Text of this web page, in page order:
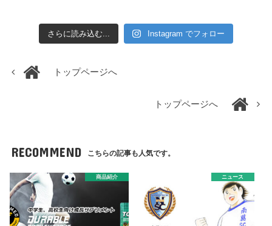
さらに読み込む... Instagram でフォロー
トップページへ
トップページへ
RECOMMEND こちらの記事も人気です。
商品紹介 ニュース